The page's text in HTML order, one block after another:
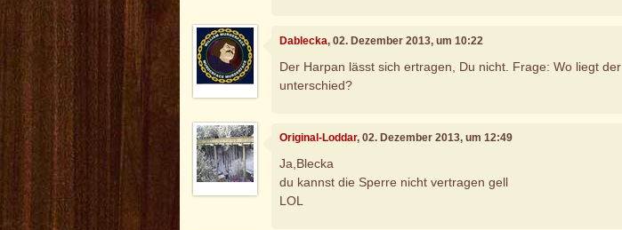
Dablecka, 02. Dezember 2013, um 10:22
Der Harpan lässt sich ertragen, Du nicht. Frage: Wo liegt der
unterschied?
Original-Loddar, 02. Dezember 2013, um 12:49
Ja,Blecka
du kannst die Sperre nicht vertragen gell
LOL